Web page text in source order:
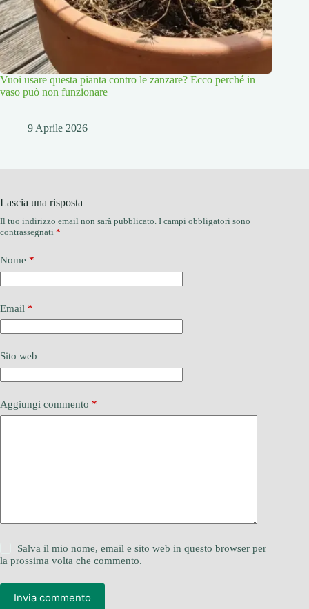
Vuoi usare questa pianta contro le zanzare? Ecco perché in
vaso può non funzionare
9 Aprile 2026
Lascia una risposta
Il tuo indirizzo email non sarà pubblicato. I campi obbligatori sono
contrassegnati *
Nome *
Email *
Sito web
Aggiungi commento *
Salva il mio nome, email e sito web in questo browser per
la prossima volta che commento.
Invia commento